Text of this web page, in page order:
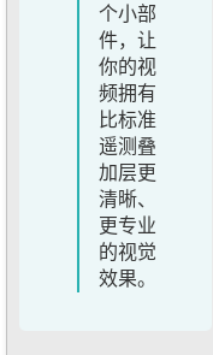
个小部
件，让
你的视
频拥有
比标准
遥测叠
加层更
清晰、
更专业
的视觉
效果。